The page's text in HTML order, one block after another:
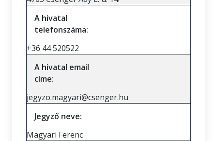
A hivatal
telefonszáma:
+36 44 520522
A hivatal email
címe:
jegyzo.magyari@csenger.hu
Jegyző neve:
Magyari Ferenc